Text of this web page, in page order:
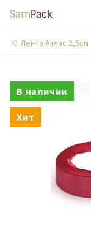
Лента Атлас 2,5см
В наличии
Хит